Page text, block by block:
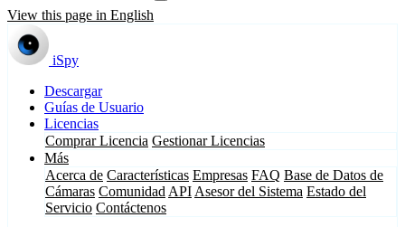
View this page in English
iSpy
Descargar
Guías de Usuario
Licencias
Comprar Licencia Gestionar Licencias
Más
Acerca de Características Empresas FAQ Base de Datos de
Cámaras Comunidad API Asesor del Sistema Estado del
Servicio Contáctenos